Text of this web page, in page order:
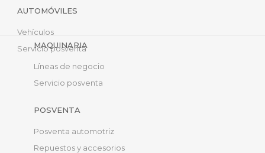
AUTOMÓVILES
Vehículos
Servicio posventa
MAQUINARIA
Líneas de negocio
Servicio posventa
POSVENTA
Posventa automotriz
Repuestos y accesorios